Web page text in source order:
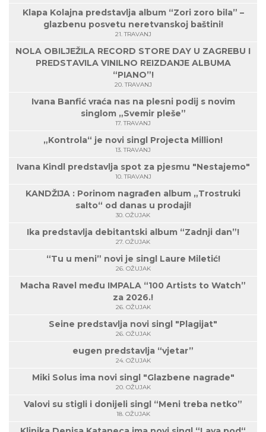
Klapa Kolajna predstavlja album “Zori zoro bila” –
glazbenu posvetu neretvanskoj baštini!
21. TRAVANJ
NOLA OBILJEŽILA RECORD STORE DAY U ZAGREBU I
PREDSTAVILA VINILNO REIZDANJE ALBUMA
“PIANO”!
20. TRAVANJ
Ivana Banfić vraća nas na plesni podij s novim
singlom „Svemir pleše”
17. TRAVANJ
„Kontrola“ je novi singl Projecta Million!
13. TRAVANJ
Ivana Kindl predstavlja spot za pjesmu "Nestajemo"
10. TRAVANJ
KANDŽIJA : Porinom nagrađen album „Trostruki
salto“ od danas u prodaji!
30. OŽUJAK
Ika predstavlja debitantski album “Zadnji dan”!
27. OŽUJAK
“Tu u meni” novi je singl Laure Miletić!
26. OŽUJAK
Macha Ravel među IMPALA “100 Artists to Watch”
za 2026.!
26. OŽUJAK
Seine predstavlja novi singl "Plagijat"
26. OŽUJAK
eugen predstavlja “vjetar”
24. OŽUJAK
Miki Solus ima novi singl "Glazbene nagrade"
20. OŽUJAK
Valovi su stigli i donijeli singl “Meni treba netko”
18. OŽUJAK